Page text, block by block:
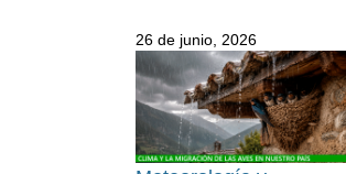
26 de junio, 2026